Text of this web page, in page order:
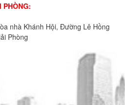
PHÒNG:
nhà Khánh Hội, Đường Lê Hồng
Phòng